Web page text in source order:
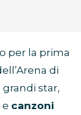
per la prima
di
star,
canzoni